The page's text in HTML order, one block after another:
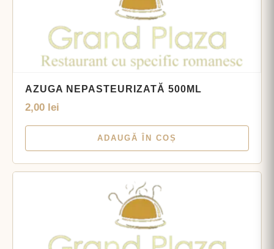
AZUGA NEPASTEURIZATĂ 500ML
2,00 lei
ADAUGĂ ÎN COȘ